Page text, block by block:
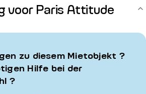
voor Paris Attitude
zu diesem Mietobjekt ?
Hilfe bei der
?